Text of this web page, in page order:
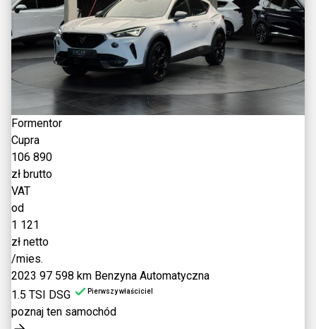
Formentor
Cupra
106 890
zł brutto
VAT
od
1 121
zł netto
/mies.
2023 97 598 km Benzyna Automatyczna
1.5 TSI DSG
Pierwszy właściciel
poznaj ten samochód